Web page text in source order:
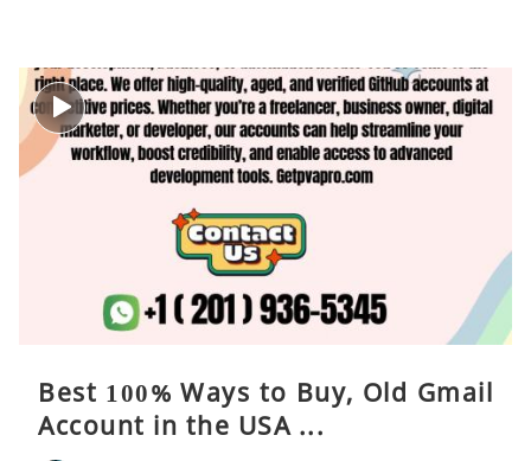
Best 100% Ways to Buy, Old Gmail
Account in the USA ...